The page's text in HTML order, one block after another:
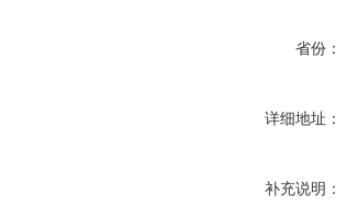
省份：
详细地址：
补充说明：